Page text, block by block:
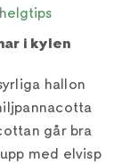
i kylen
hallon
går bra
med elvisp